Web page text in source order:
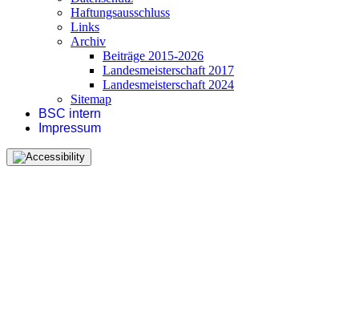
Haftungsausschluss
Links
Archiv
Beiträge 2015-2026
Landesmeisterschaft 2017
Landesmeisterschaft 2024
Sitemap
BSC intern
Impressum